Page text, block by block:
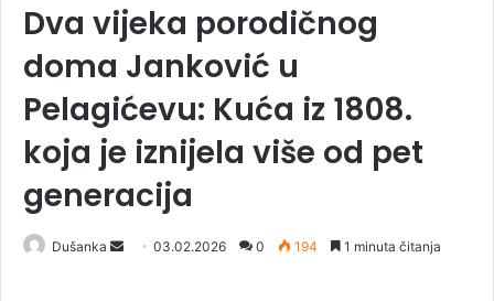
Dva vijeka porodičnog
doma Janković u
Pelagićevu: Kuća iz 1808.
koja je iznijela više od pet
generacija
Dušanka 03.02.2026 0 194 1 minuta čitanja